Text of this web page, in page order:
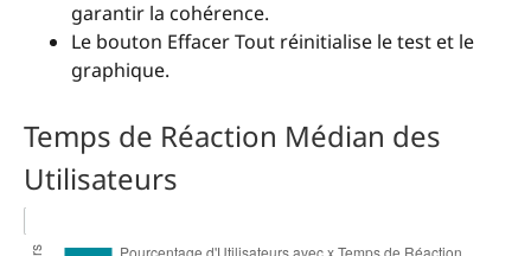
garantir la cohérence.
Le bouton Effacer Tout réinitialise le test et le
graphique.
Temps de Réaction Médian des
Utilisateurs